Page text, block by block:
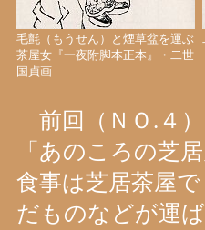
毛氈（もうせん）と煙草盆を運ぶ
茶屋女『一夜附脚本正本』・二世
国貞画
前回（ＮＯ.４
「あのころの芝
食事は芝居茶屋
だものなどが運